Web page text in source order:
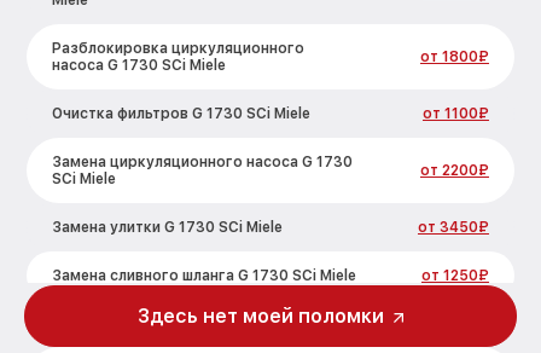
Разблокировка циркуляционного
насоса G 1730 SCi Miele
от 1800₽
Очистка фильтров G 1730 SCi Miele от 1100₽
Замена циркуляционного насоса G 1730
SCi Miele
от 2200₽
Замена улитки G 1730 SCi Miele от 3450₽
Замена сливного шланга G 1730 SCi Miele от 1250₽
Замена сливного насоса G 1730 SCi Miele
Здесь нет моей поломки